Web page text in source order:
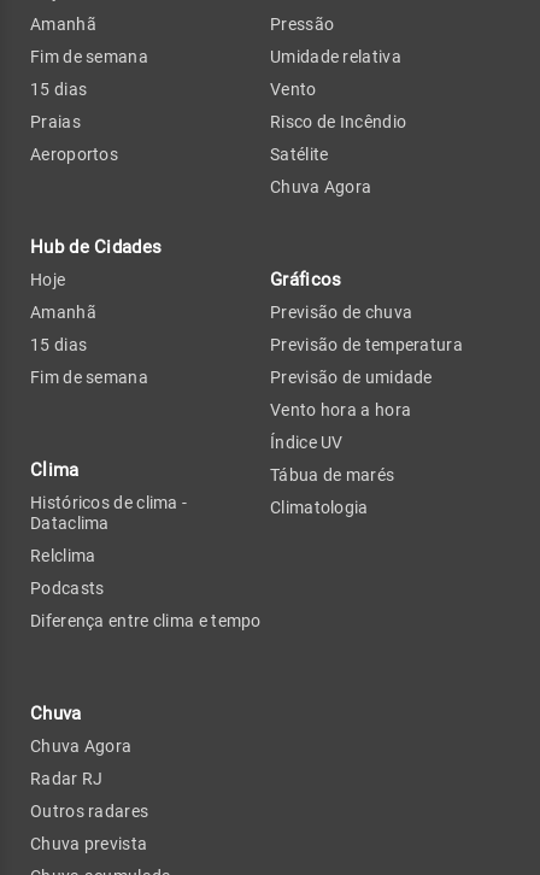
Amanhã
Fim de semana
15 dias
Praias
Aeroportos
Hub de Cidades
Hoje
Amanhã
15 dias
Fim de semana
Clima
Históricos de clima -
Dataclima
Relclima
Podcasts
Diferença entre clima e tempo
Chuva
Chuva Agora
Radar RJ
Outros radares
Chuva prevista
Pressão
Umidade relativa
Vento
Risco de Incêndio
Satélite
Chuva Agora
Gráficos
Previsão de chuva
Previsão de temperatura
Previsão de umidade
Vento hora a hora
Índice UV
Tábua de marés
Climatologia